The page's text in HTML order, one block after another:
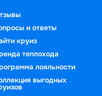
и ответы
круиз
теплохода
лояльности
выгодных